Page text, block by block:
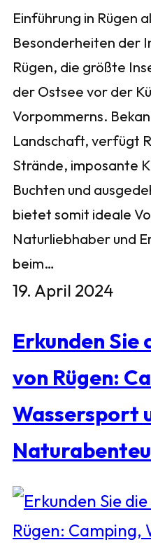
Einführung in Rügen
Besonderheiten der
Rügen, die größte
der Ostsee vor der
Vorpommerns.
Landschaft, verfügt
Strände, imposante
Buchten und
bietet somit ideale
Naturliebhaber und
beim…
19. April 2024
Erkunden Sie
von Rügen:
Wassersport